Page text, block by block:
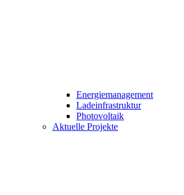
Energiemanagement
Ladeinfrastruktur
Photovoltaik
Aktuelle Projekte